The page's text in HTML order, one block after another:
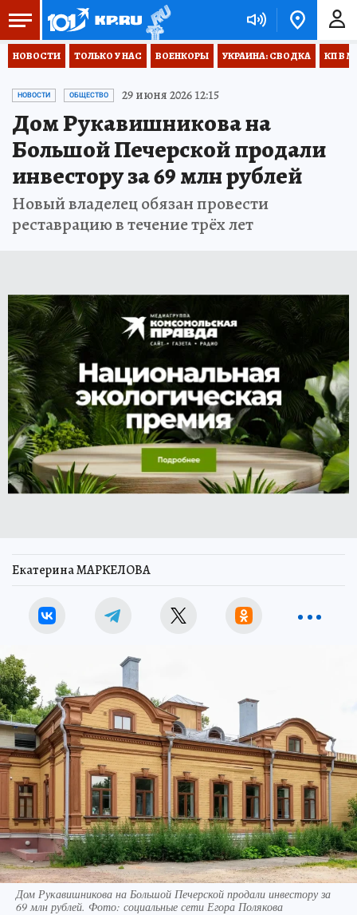
НОВОСТИ ТОЛЬКО У НАС ВОЕНКОРЫ УКРАИНА: СВОДКА КП В
НОВОСТИ ОБЩЕСТВО 29 июня 2026 12:15
Дом Рукавишникова на
Большой Печерской продали
инвестору за 69 млн рублей
Новый владелец обязан провести
реставрацию в течение трёх лет
Екатерина МАРКЕЛОВА
Дом Рукавишникова на Большой Печерской продали инвестору за
69 млн рублей. Фото: социальные сети Егора Полякова